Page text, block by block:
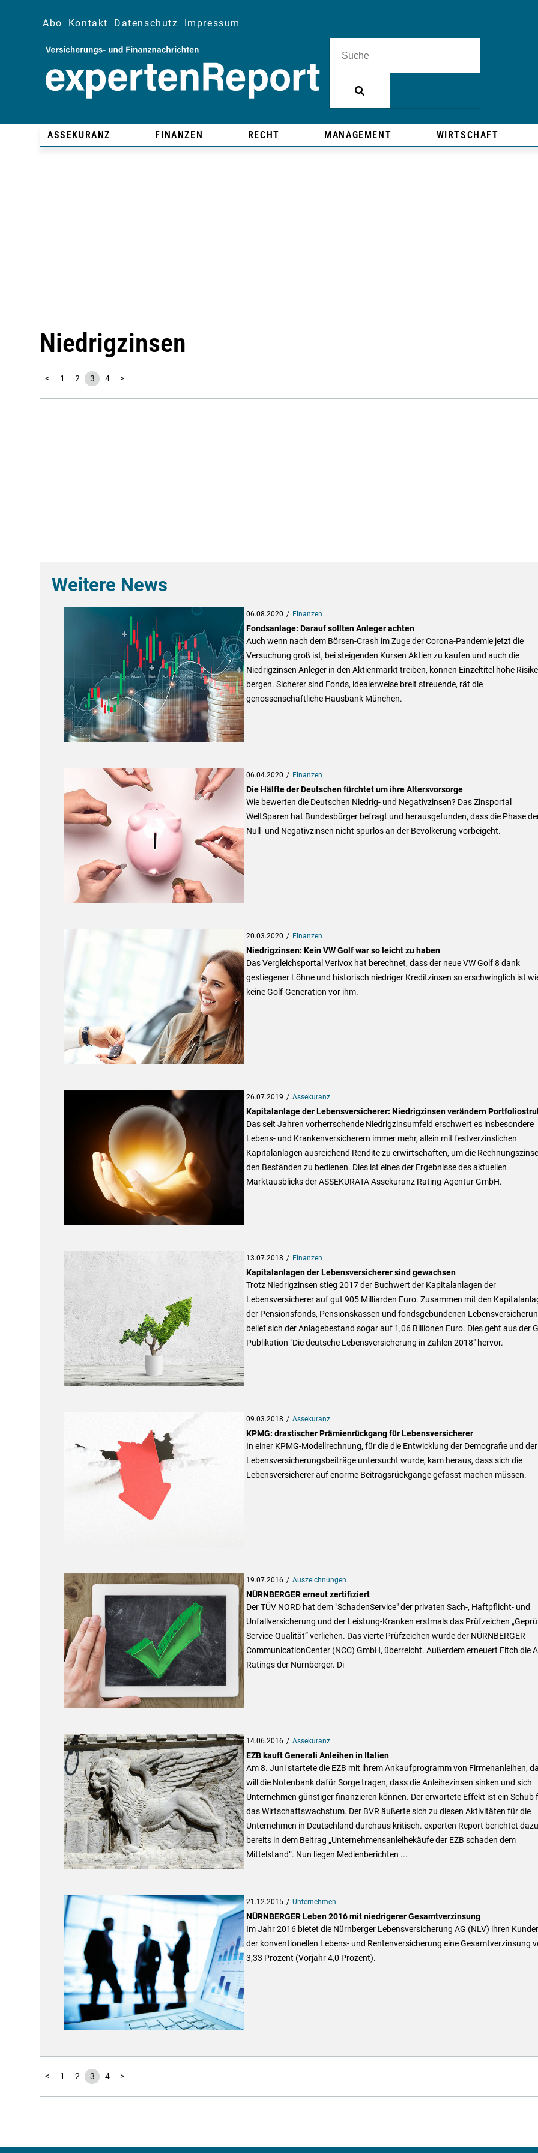
Abo Kontakt Datenschutz Impressum
ASSEKURANZ FINANZEN RECHT MANAGEMENT WIRTSCHAFT
Niedrigzinsen
< 1 2 3 4 >
Weitere News
06.08.2020 Finanzen
Fondsanlage: Darauf sollten Anleger achten
Auch wenn nach dem Börsen-Crash im Zuge der Corona-Pandemie jetzt die
Versuchung groß ist, bei steigenden Kursen Aktien zu kaufen und auch die
Niedrigzinsen Anleger in den Aktienmarkt treiben, können Einzeltitel hohe
bergen. Sicherer sind Fonds, idealerweise breit streuende, rät die
genossenschaftliche Hausbank München.
06.04.2020 Finanzen
Die Hälfte der Deutschen fürchtet um ihre Altersvorsorge
Wie bewerten die Deutschen Niedrig- und Negativzinsen? Das Zinsportal
WeltSparen hat Bundesbürger befragt und herausgefunden, dass die Phase
Null- und Negativzinsen nicht spurlos an der Bevölkerung vorbeigeht.
20.03.2020 Finanzen
Niedrigzinsen: Kein VW Golf war so leicht zu haben
Das Vergleichsportal Verivox hat berechnet, dass der neue VW Golf 8 dank
gestiegener Löhne und historisch niedriger Kreditzinsen so erschwinglich ist
keine Golf-Generation vor ihm.
26.07.2019 Assekuranz
Kapitalanlage der Lebensversicherer: Niedrigzinsen verändern
Das seit Jahren vorherrschende Niedrigzinsumfeld erschwert es insbesondere
Lebens- und Krankenversicherern immer mehr, allein mit festverzinslichen
Kapitalanlagen ausreichend Rendite zu erwirtschaften, um die
den Beständen zu bedienen. Dies ist eines der Ergebnisse des aktuellen
Marktausblicks der ASSEKURATA Assekuranz Rating-Agentur GmbH.
13.07.2018 Finanzen
Kapitalanlagen der Lebensversicherer sind gewachsen
Trotz Niedrigzinsen stieg 2017 der Buchwert der Kapitalanlagen der
Lebensversicherer auf gut 905 Milliarden Euro. Zusammen mit den
der Pensionsfonds, Pensionskassen und fondsgebundenen
belief sich der Anlagebestand sogar auf 1,06 Billionen Euro. Dies geht aus der
Publikation "Die deutsche Lebensversicherung in Zahlen 2018" hervor.
09.03.2018 Assekuranz
KPMG: drastischer Prämienrückgang für Lebensversicherer
In einer KPMG-Modellrechnung, für die die Entwicklung der Demografie und der
Lebensversicherungsbeiträge untersucht wurde, kam heraus, dass sich die
Lebensversicherer auf enorme Beitragsrückgänge gefasst machen müssen.
19.07.2016 Auszeichnungen
NÜRNBERGER erneut zertifiziert
Der TÜV NORD hat dem "SchadenService" der privaten Sach-, Haftpflicht- und
Unfallversicherung und der Leistung-Kranken erstmals das Prüfzeichen
Service-Qualität“ verliehen. Das vierte Prüfzeichen wurde der NÜRNBERGER
CommunicationCenter (NCC) GmbH, überreicht. Außerdem erneuert Fitch die
Ratings der Nürnberger. Di
14.06.2016 Assekuranz
EZB kauft Generali Anleihen in Italien
Am 8. Juni startete die EZB mit ihrem Ankaufprogramm von Firmenanleihen,
will die Notenbank dafür Sorge tragen, dass die Anleihezinsen sinken und sich
Unternehmen günstiger finanzieren können. Der erwartete Effekt ist ein Schub
das Wirtschaftswachstum. Der BVR äußerte sich zu diesen Aktivitäten für die
Unternehmen in Deutschland durchaus kritisch. experten Report berichtet dazu
bereits in dem Beitrag „Unternehmensanleihekäufe der EZB schaden dem
Mittelstand“. Nun liegen Medienberichten ...
21.12.2015 Unternehmen
NÜRNBERGER Leben 2016 mit niedrigerer Gesamtverzinsung
Im Jahr 2016 bietet die Nürnberger Lebensversicherung AG (NLV) ihren
der konventionellen Lebens- und Rentenversicherung eine Gesamtverzinsung
3,33 Prozent (Vorjahr 4,0 Prozent).
< 1 2 3 4 >